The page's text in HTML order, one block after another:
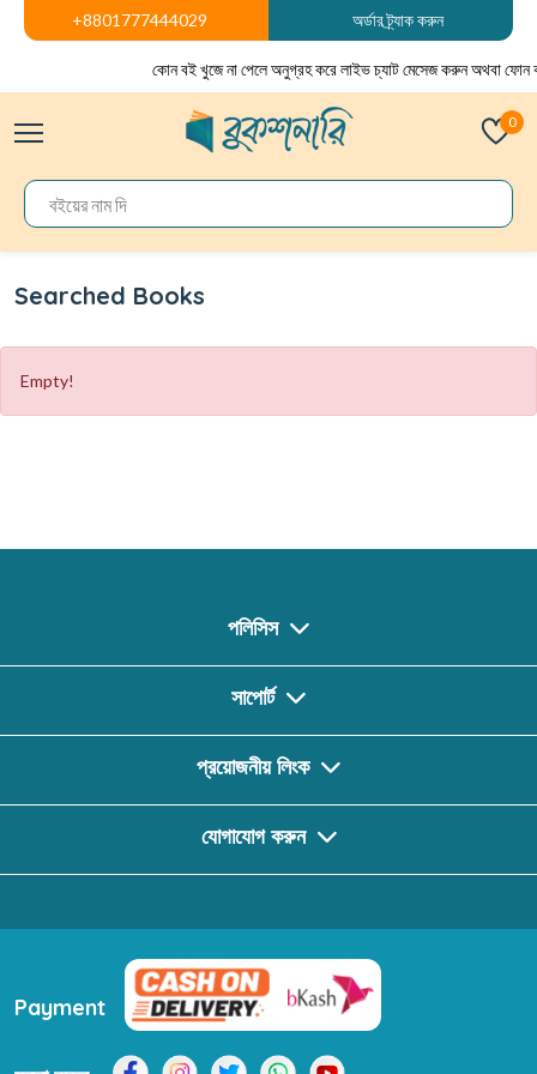
+8801777444029 অর্ডার ট্র্যাক করুন
কোন বই খুজে না পেলে অনুগ্রহ করে লাইভ চ্যাট মেসেজ করুন অথবা ফোন
0
Searched Books
Empty!
পলিসিস
সাপোর্ট
প্রয়োজনীয় লিংক
যোগাযোগ করুন
Payment